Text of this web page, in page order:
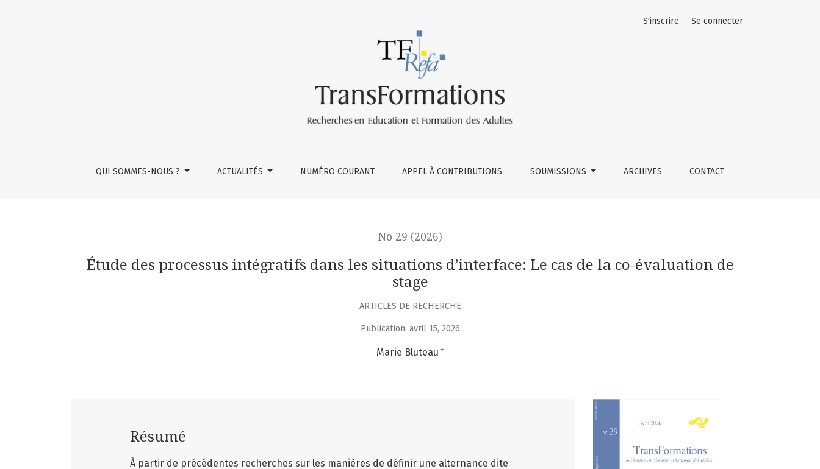
QUI SOMMES-NOUS ? ACTUALITÉS NUMÉRO COURANT APPEL À CONTRIBUTIONS SOUMISSIONS ARCHIVES CONTACT
S'inscrire Se connecter
No 29 (2026)
Étude des processus intégratifs dans les situations d’interface: Le cas de la co-évaluation de
stage
ARTICLES DE RECHERCHE
Publication: avril 15, 2026
Marie Bluteau +
Résumé
À partir de précédentes recherches sur les manières de définir une alternance dite